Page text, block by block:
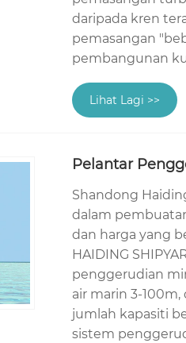
daripada kren
pemasangan
pembangunan
Lihat Lagi >>
Pelantar
Shandong
dalam
dan harga yang
HAIDING
penggerudian
air marin 3-
jumlah kapasiti
sistem